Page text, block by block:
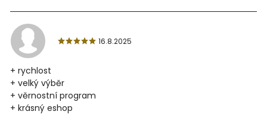
16.8.2025
+ rychlost
+ velký výběr
+ věrnostní program
+ krásný eshop